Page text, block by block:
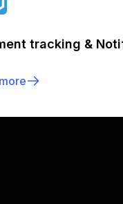
tracking &